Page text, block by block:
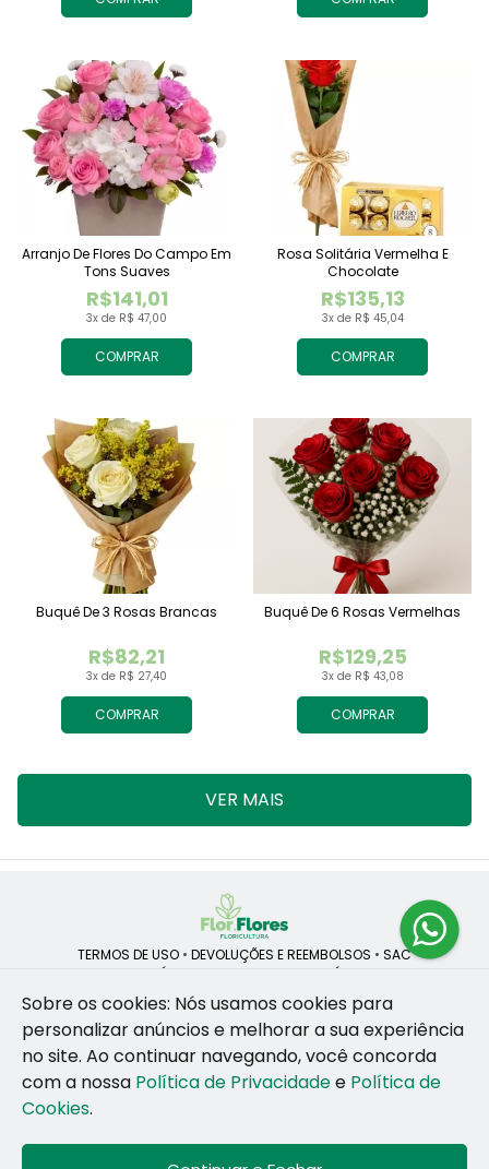
COMPRAR
3x de R$ 47,00
R$141,01
Arranjo De Flores Do Campo Em
Tons Suaves
COMPRAR
3x de R$ 45,04
R$135,13
Rosa Solitária Vermelha E
Chocolate
COMPRAR
3x de R$ 27,40
R$82,21
Buquê De 3 Rosas Brancas
COMPRAR
3x de R$ 43,08
R$129,25
Buquê De 6 Rosas Vermelhas
VER MAIS
TERMOS DE USO • DEVOLUÇÕES E REEMBOLSOS • SAC
POLÍTICA DE PRIVACIDADE POLÍTICA DE COOKIES
ROSANE CRISTINA LINS DE VESCONCELOS | CNPJ: 55.381.783/0001-92
CAIS SANTA RITA, no SN, BOX 34-35, Sao Jose - Recife - PE - 50020-
© 2024-2026 - Todos os direitos reservados - Desenvolvido por
Sobre os cookies: Nós usamos cookies para
personalizar anúncios e melhorar a sua experiência
no site. Ao continuar navegando, você concorda
com a nossa Política de Privacidadee Política de
Cookies.